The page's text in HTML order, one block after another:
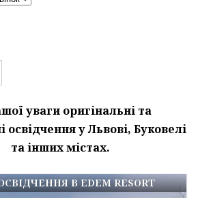
уваги оригінальні та
освідчення у Львові, Буковелі
та інших містах.
В EDEM RESORT